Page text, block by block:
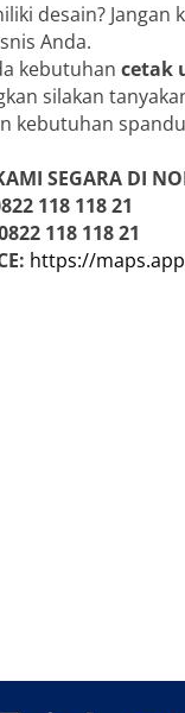
desain?
Anda.
kebutuhancetak
silakan
kebutuhan
SEGARA DI
118 118 21
118 118 21
https://